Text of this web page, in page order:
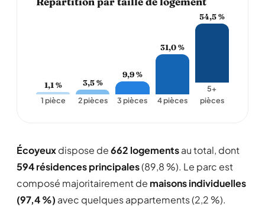
1,1 %
1 pièce
3,5 %
2 pièces
9,9 %
3 pièces
31,0 %
4 pièces
54,5 %
5+
pièces
Écoyeuxdispose de662 logementsau total, dont
594 résidences principales(89,8 %). Le parc est
composé majoritairement de maisons individuelles
(97,4 %) avec quelques appartements (2,2 %).